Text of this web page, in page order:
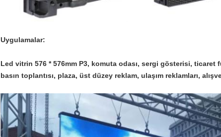
Uygulamalar:
Led vitrin 576 * 576mm P3, komuta odası, sergi gösterisi, ticaret
basın toplantısı, plaza, üst düzey reklam, ulaşım reklamları,